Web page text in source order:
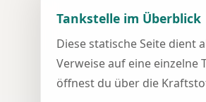
Tankstelle im Überblick
Diese statische Seite dient
Verweise auf eine einzelne
öffnest du über die